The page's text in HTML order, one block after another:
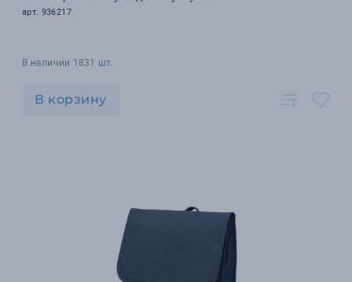
арт. 936217
В наличии 1831 шт.
В корзину